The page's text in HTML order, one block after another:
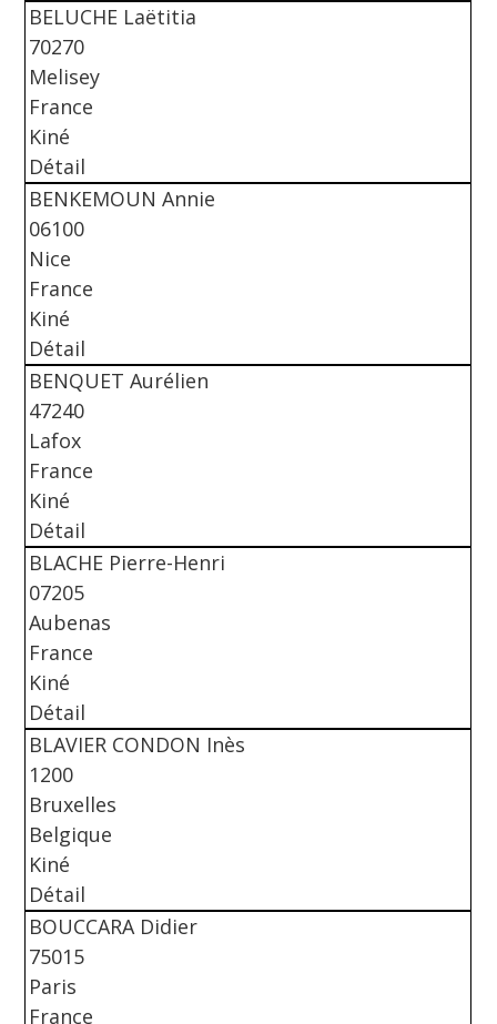
BELUCHE Laëtitia
70270
Melisey
France
Kiné
Détail
BENKEMOUN Annie
06100
Nice
France
Kiné
Détail
BENQUET Aurélien
47240
Lafox
France
Kiné
Détail
BLACHE Pierre-Henri
07205
Aubenas
France
Kiné
Détail
BLAVIER CONDON Inès
1200
Bruxelles
Belgique
Kiné
Détail
BOUCCARA Didier
75015
Paris
France